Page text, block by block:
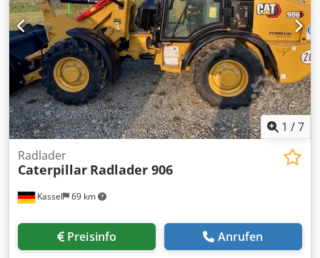
1 /7
Kassel 69 km
Radlader
Caterpillar Radlader 906
Preisinfo Anrufen